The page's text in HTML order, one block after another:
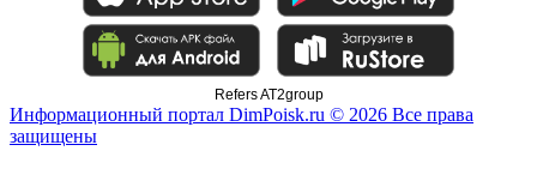
Refers AT2group
Информационный портал DimPoisk.ru © 2026 Все права
защищены